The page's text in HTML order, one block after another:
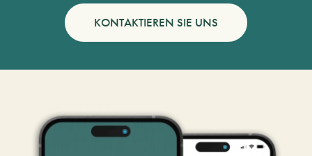
KONTAKTIEREN SIE UNS